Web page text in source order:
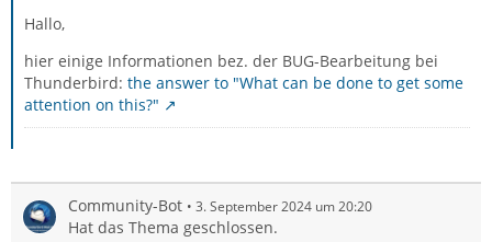
Hallo,
hier einige Informationen bez. der BUG-Bearbeitung bei
Thunderbird: the answer to "What can be done to get some
attention on this?"
Community-Bot 3. September 2024 um 20:20
Hat das Thema geschlossen.